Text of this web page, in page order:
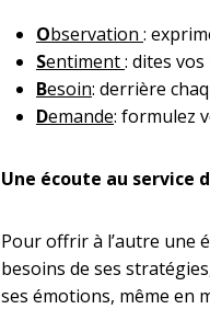
Observation :
Sentiment: dites
Besoin: derrière
Demande: formulez
Une écoute au service
Pour offrir à l’autre une
besoins de ses
ses émotions, même en